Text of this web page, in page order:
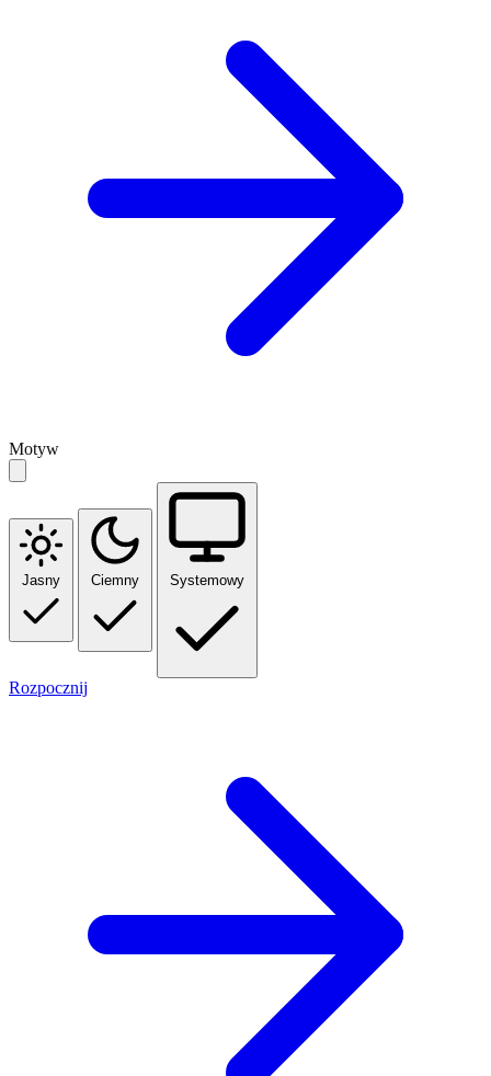
Motyw
Jasny Ciemny Systemowy
Rozpocznij